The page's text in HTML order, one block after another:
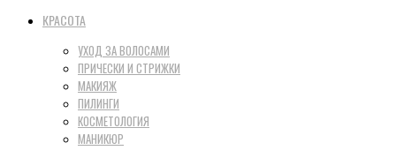
КРАСОТА
УХОД ЗА ВОЛОСАМИ
ПРИЧЕСКИ И СТРИЖКИ
МАКИЯЖ
ПИЛИНГИ
КОСМЕТОЛОГИЯ
МАНИКЮР